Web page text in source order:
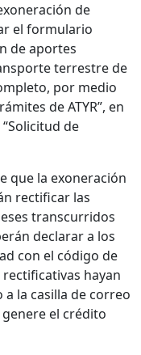
de
el formulario
de aportes
terrestre de
por medio
de ATYR”, en
de
que la exoneración
rectificar las
transcurridos
declarar a los
con el código de
rectificativas hayan
la casilla de correo
genere el crédito